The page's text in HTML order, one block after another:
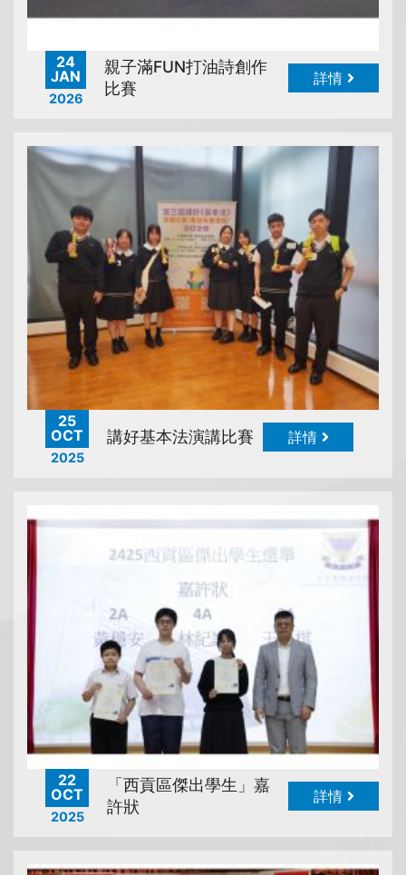
24
JAN
2026
親子滿FUN打油詩創作
比賽
詳情
25
OCT
2025
講好基本法演講比賽 詳情
22
OCT
2025
「西貢區傑出學生」嘉
許狀
詳情